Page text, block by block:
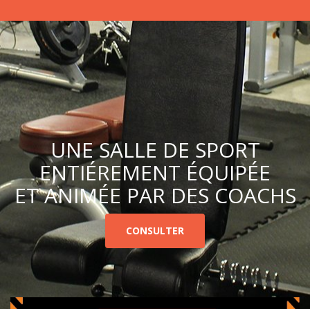
UNE SALLE DE SPORT
ENTIÉREMENT ÉQUIPÉE
ET ANIMÉE PAR DES COACHS
CONSULTER